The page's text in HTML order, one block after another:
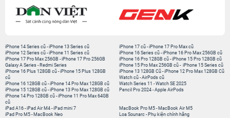
iPhone 14 Series cũ -iPhone 13 Series cũ
iPhone 12 Series cũ -iPhone 11 Series cũ
iPhone 17 Pro Max 256GB -iPhone 17 Pro 256GB
Galaxy A Series - Redmi Series
iPhone 17 cũ-iPhone 17 Pro Max cũ
iPhone 16 Series cũ- iPhone 16 Pro Max 256GB cũ
iPhone 16 Pro 128GB cũ-iPhone 15 Pro 128GB cũ
iPhone 15 Pro Max 256GB cũ- iPhone 15 Series cũ
iPhone 16 Plus 128GB cũ -iPhone 15 Plus 128GB
cũ
iPhone 16 128GB cũ -iPhone 14 Pro Max 128GB cũ
iPhone 15 128GB cũ -iPhone 13 Pro Max 128GB cũ
iPhone 14 Pro 128GB cũ -iPhone 11 Pro Max 64GB
cũ
iPhone 13 128GB Cũ-iPhone 12 Pro Max 128GB Cũ
Watch cũ-AirPods cũ
Watch Series 11 -Watch SE 2025
Pencil Pro 2024-Apple AirPods
iPad A16 -iPad Air M4 -iPad mini 7
iPad Pro M5 - MacBook Neo
MacBook Pro M5- MacBook Air M5
Loa Sounarc- Phụ kiện chính hãng